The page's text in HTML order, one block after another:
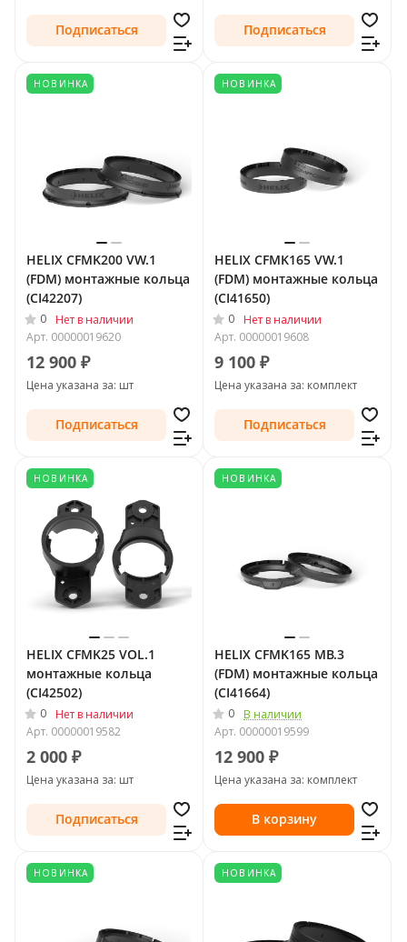
Подписаться Подписаться
НОВИНКА
HELIX CFMK200 VW.1
(FDM) монтажные кольца
(CI42207)
0
Нет в наличии
Арт. 00000019620
12 900 ₽
Цена указана за: шт
Подписаться
НОВИНКА
HELIX CFMK165 VW.1
(FDM) монтажные кольца
(CI41650)
0
Нет в наличии
Арт. 00000019608
9 100 ₽
Цена указана за: комплект
Подписаться
НОВИНКА
HELIX CFMK25 VOL.1
монтажные кольца
(CI42502)
0
Нет в наличии
Арт. 00000019582
2 000 ₽
Цена указана за: шт
Подписаться
НОВИНКА
HELIX CFMK165 MB.3
(FDM) монтажные кольца
(CI41664)
0
В наличии
Арт. 00000019599
12 900 ₽
Цена указана за: комплект
В корзину
НОВИНКА НОВИНКА